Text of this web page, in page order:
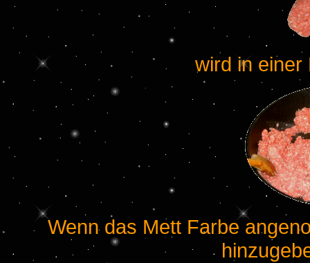
wird in einer
Wenn das Mett Farbe